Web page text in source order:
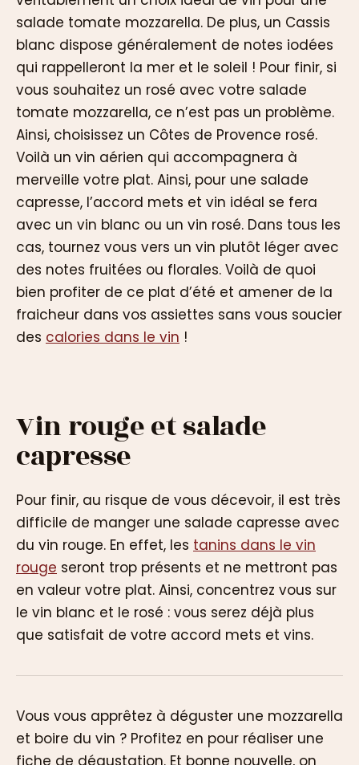
salade tomate mozzarella. De plus, un Cassis
blanc dispose généralement de notes iodées
qui rappelleront la mer et le soleil ! Pour finir, si
vous souhaitez un rosé avec votre salade
tomate mozzarella, ce n’est pas un problème.
Ainsi, choisissez un Côtes de Provence rosé.
Voilà un vin aérien qui accompagnera à
merveille votre plat. Ainsi, pour une salade
capresse, l’accord mets et vin idéal se fera
avec un vin blanc ou un vin rosé. Dans tous les
cas, tournez vous vers un vin plutôt léger avec
des notes fruitées ou florales. Voilà de quoi
bien profiter de ce plat d’été et amener de la
fraicheur dans vos assiettes sans vous soucier
des calories dans le vin !
Vin rouge et salade
capresse
Pour finir, au risque de vous décevoir, il est très
difficile de manger une salade capresse avec
du vin rouge. En effet, les tanins dans le vin
rouge seront trop présents et ne mettront pas
en valeur votre plat. Ainsi, concentrez vous sur
le vin blanc et le rosé : vous serez déjà plus
que satisfait de votre accord mets et vins.
Vous vous apprêtez à déguster une mozzarella
et boire du vin ? Profitez en pour réaliser une
fiche de dégustation. Et bonne nouvelle, on